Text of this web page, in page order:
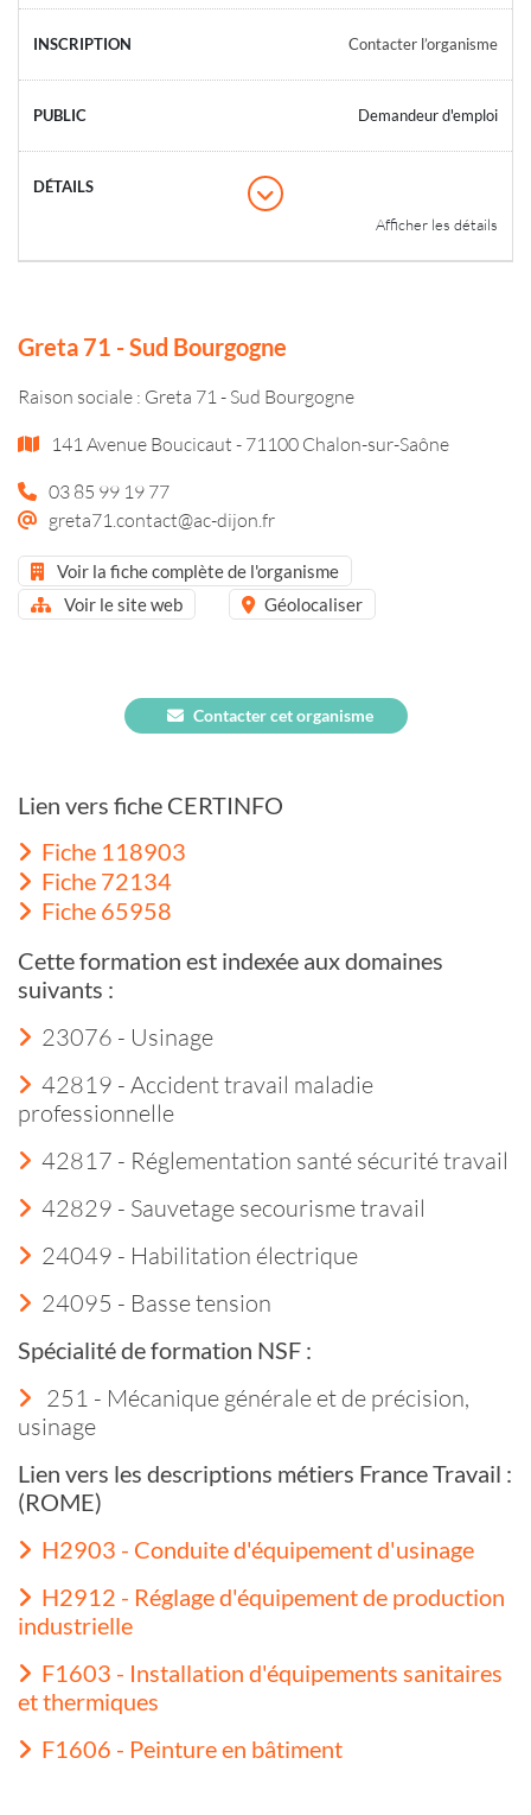
Contacter l’organisme
Demandeur d'emploi
Afficher les détails
Greta 71 - Sud Bourgogne
Raison sociale : Greta 71 - Sud Bourgogne
141 Avenue Boucicaut - 71100 Chalon-sur-Saône
03 85 99 19 77
greta71.contact@ac-dijon.fr
Voir la fiche complète de l'organisme
Voir le site web
Géolocaliser
Contacter cet organisme
Lien vers fiche CERTINFO
Fiche 118903
Fiche 72134
Fiche 65958
Cette formation est indexée aux domaines
suivants :
23076 - Usinage
42819 - Accident travail maladie
professionnelle
42817 - Réglementation santé sécurité travail
42829 - Sauvetage secourisme travail
24049 - Habilitation électrique
24095 - Basse tension
Spécialité de formation NSF :
251 - Mécanique générale et de précision,
usinage
Lien vers les descriptions métiers France Travail :
(ROME)
H2903 - Conduite d'équipement d'usinage
H2912 - Réglage d'équipement de production
industrielle
F1603 - Installation d'équipements sanitaires
et thermiques
F1606 - Peinture en bâtiment